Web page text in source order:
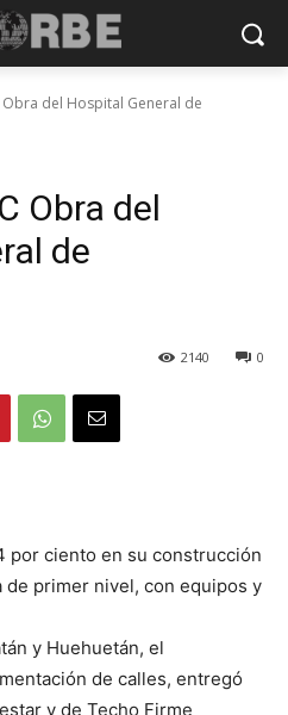
Obra del Hospital General de
Obra del
de
0
2140
por ciento en su construcción
primer nivel, con equipos y
y Huehuetán, el
de calles, entregó
y de Techo Firme